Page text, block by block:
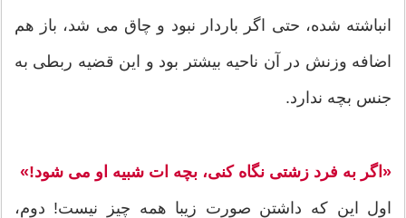
انباشته شده، حتی اگر باردار نبود و چاق می شد، باز هم
اضافه وزنش در آن ناحیه بیشتر بود و این قضیه ربطی به
جنس بچه ندارد.
«اگر به فرد زشتی نگاه کنی، بچه ات شبیه او می شود!»
اول این که داشتن صورت زیبا همه چیز نیست! دوم،